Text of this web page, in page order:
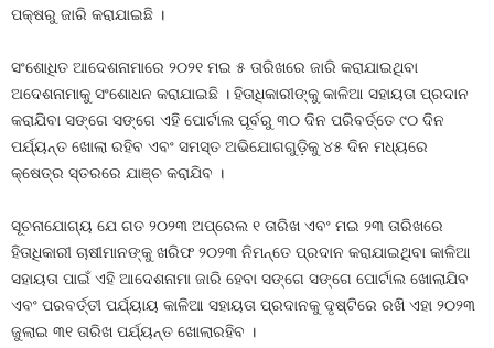
ପକ୍ଷରୁ ଜାରି କରାଯାଇଛି ।
ସଂଶୋଧିତ ଆଦେଶନାମାରେ ୨୦୨୧ ମଇ ୫ ତାରିଖରେ ଜାରି କରାଯାଇଥିବା
ଅଦେଶନାମାକୁ ସଂଶୋଧନ କରାଯାଇଛି । ହିତାଧିକାରୀଙ୍କୁ କାଳିଆ ସହାୟତା ପ୍ରଦାନ
କରାଯିବା ସଙ୍ଗେ ସଙ୍ଗେ ଏହି ପୋର୍ଟାଲ ପୂର୍ବରୁ ୩୦ ଦିନ ପରିବର୍ତ୍ତେ ୯୦ ଦିନ
ପର୍ଯ୍ୟନ୍ତ ଖୋଲା ରହିବ ଏବଂ ସମସ୍ତ ଅଭିଯୋଗଗୁଡ଼ିକୁ ୪୫ ଦିନ ମଧ୍ୟରେ
କ୍ଷେତ୍ର ସ୍ତରରେ ଯାଞ୍ଚ କରାଯିବ ।
ସୂଚନାଯୋଗ୍ୟ ଯେ ଗତ ୨୦୨୩ ଅପ୍ରେଲ ୧ ତାରିଖ ଏବଂ ମଇ ୨୩ ତାରିଖରେ
ହିତାଧିକାରୀ ଚାଷୀମାନଙ୍କୁ ଖରିଫ ୨୦୨୩ ନିମନ୍ତେ ପ୍ରଦାନ କରାଯାଇଥିବା କାଳିଆ
ସହାୟତା ପାଇଁ ଏହି ଆଦେଶନାମା ଜାରି ହେବା ସଙ୍ଗେ ସଙ୍ଗେ ପୋର୍ଟାଲ ଖୋଲାଯିବ
ଏବଂ ପରବର୍ତ୍ତୀ ପର୍ଯ୍ୟାୟ କାଳିଆ ସହାୟତା ପ୍ରଦାନକୁ ଦୃଷ୍ଟିରେ ରଖି ଏହା ୨୦୨୩
ଜୁଲାଇ ୩୧ ତାରିଖ ପର୍ଯ୍ୟନ୍ତ ଖୋଲାରହିବ ।